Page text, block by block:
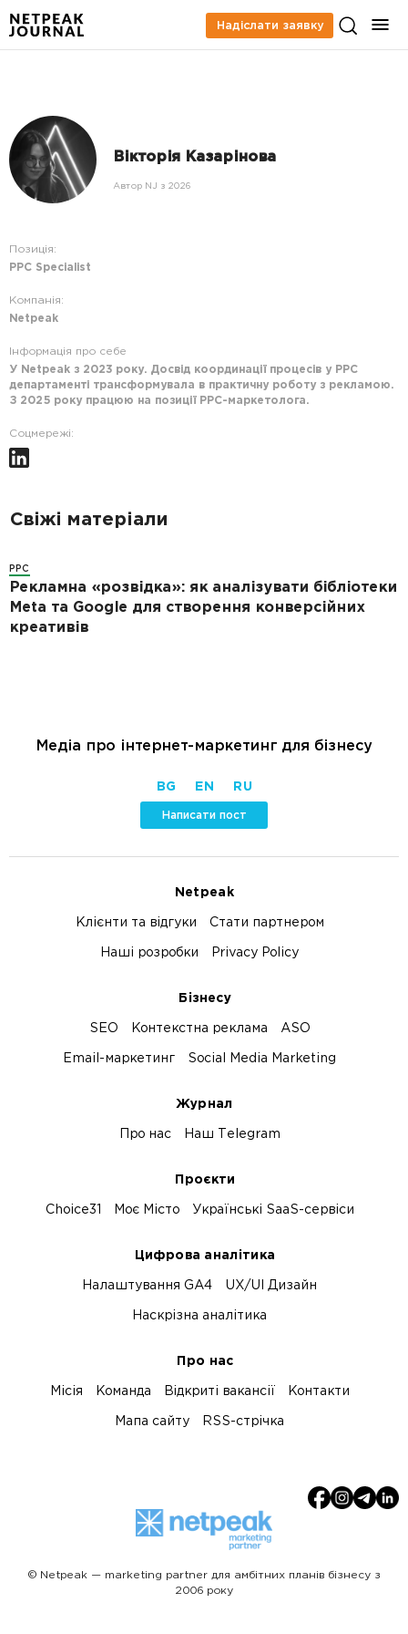
Надіслати заявку
Вікторія Казарінова
Автор NJ з 2026
Позиція:
PPC Specialist
Компанія:
Netpeak
Інформація про себе
У Netpeak з 2023 року. Досвід координації процесів у PPC
департаменті трансформувала в практичну роботу з рекламою.
З 2025 року працюю на позиції PPC-маркетолога.
Соцмережі:
Свіжі матеріали
PPC
Рекламна «розвідка»: як аналізувати бібліотеки
Meta та Google для створення конверсійних
креативів
Медіа про інтернет-маркетинг для бізнесу
BG EN RU
Написати пост
Netpeak
Клієнти та відгуки Стати партнером
Наші розробки Privacy Policy
Бізнесу
SEO Контекстна реклама ASO
Email-маркетинг Social Media Marketing
Журнал
Про нас Наш Telegram
Проєкти
Choice31 Моє Місто Українські SaaS-сервіси
Цифрова аналітика
Налаштування GA4 UX/UI Дизайн
Наскрізна аналітика
Про нас
Місія Команда Відкриті вакансії Контакти
Мапа сайту RSS-стрічка
© Netpeak — marketing partner для амбітних планів бізнесу з
2006 року